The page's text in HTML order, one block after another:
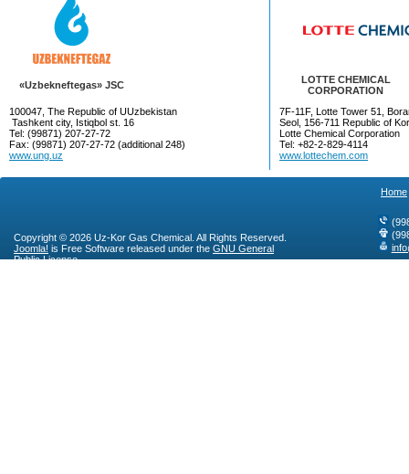
«Uzbekneftegas» JSC
LOTTE CHEMICAL
CORPORATION
100047, The Republic of UUzbekistan
Tashkent city, Istiqbol st. 16
Tel: (99871) 207-27-72
Fax: (99871) 207-27-72 (additional 248)
www.ung.uz
7F-11F, Lotte Tower 51,
Seol, 156-711 Republic of
Lotte Chemical Corporation
Tel: +82-2-829-4114
www.lottechem.com
Home
Copyright © 2026 Uz-Kor Gas Chemical. All Rights Reserved.
Joomla! is Free Software released under the GNU General
Public License.